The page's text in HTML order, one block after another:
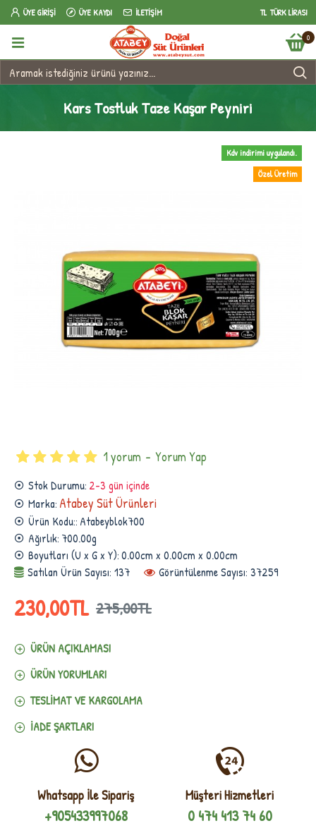
ÜYE GIRIŞI ÜYE KAYDI İLETIŞIM TL TÜRK LIRASI
0
Kars Tostluk Taze Kaşar Peyniri
Özel Üretim
Kdv indirimi uygulandı.
Stok Durumu: 2-3 gün içinde
Marka: Atabey Süt Ürünleri
Ürün Kodu:: Atabeyblok700
Ağırlık: 700.00g
Boyutları (U x G x Y):0.00cm x 0.00cm x 0.00cm
Satılan Ürün Sayısı: 137
Görüntülenme Sayısı: 37259
1 yorum - Yorum Yap
275,00TL
230,00TL
Whatsapp İle Sipariş
+905433997068
Müşteri Hizmetleri
0 474 413 74 60
ÜRÜN AÇIKLAMASI
ÜRÜN YORUMLARI
TESLIMAT VE KARGOLAMA
İADE ŞARTLARI